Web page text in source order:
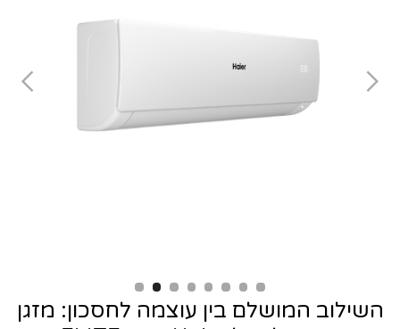
השילוב המושלם בין עוצמה לחסכון: מזגן